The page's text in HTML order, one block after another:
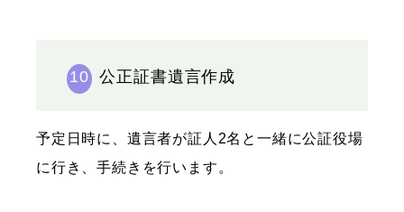
10 公正証書遺言作成
予定日時に、遺言者が証人2名と一緒に公証役場
に行き、手続きを行います。